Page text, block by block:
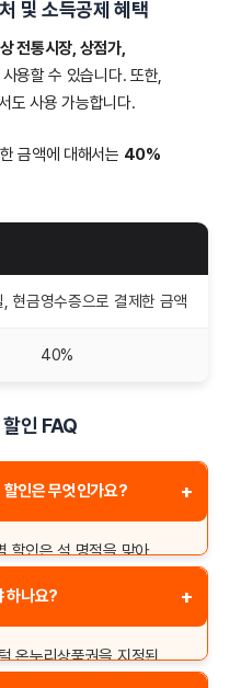
및 소득공제 혜택
전통시장, 상점가,
사용할 수 있습니다. 또한,
도 사용 가능합니다.
금액에 대해서는 40%
현금영수증으로 결제한 금액
40%
인 FAQ
인은 무엇인가요? +
할인은 설 명절을 맞아
적으로 진행되며, 특정
니다.
하나요? +
온누리상품권을 지정된